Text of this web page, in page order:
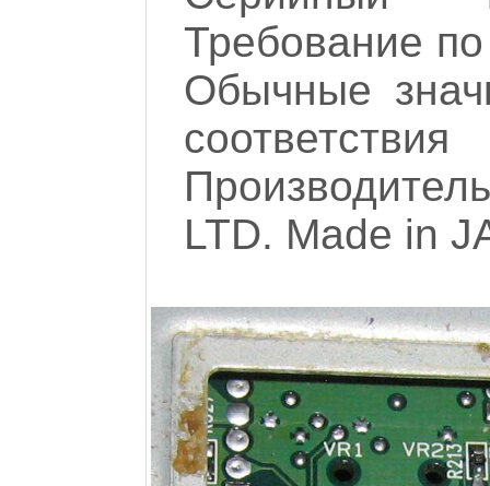
Требование
Обычные
LTD. Made in